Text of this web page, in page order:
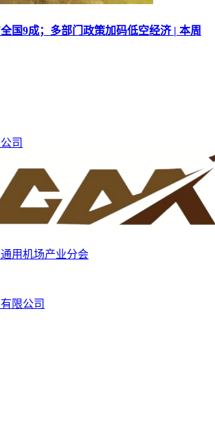
国9成；多部门政策加码低空经济 | 本周
司
用机场产业分会
限公司